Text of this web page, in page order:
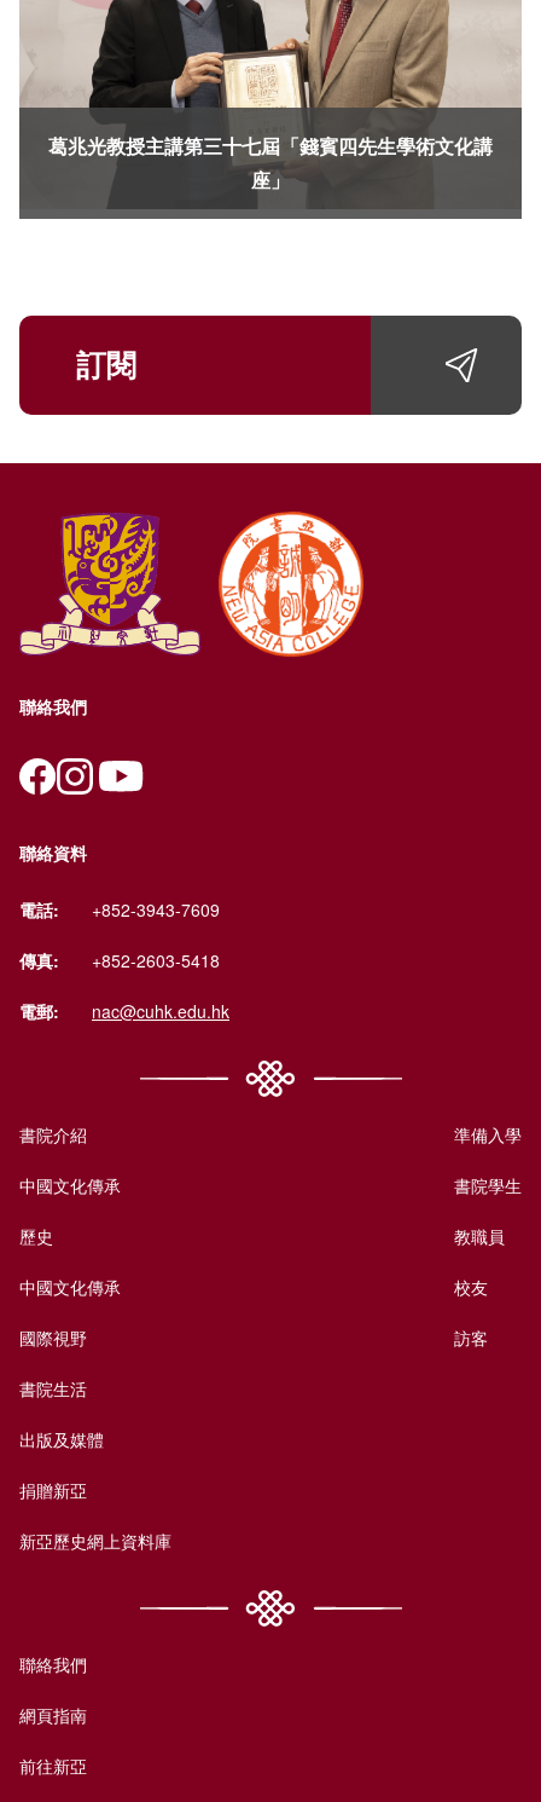
葛兆光教授主講第三十七屆「錢賓四先生學術文化講
座」
訂閱
聯絡我們
聯絡資料
電話: +852-3943-7609
傳真: +852-2603-5418
電郵: nac@cuhk.edu.hk
書院介紹
中國文化傳承
歷史
中國文化傳承
國際視野
書院生活
出版及媒體
捐贈新亞
新亞歷史網上資料庫
準備入學
書院學生
教職員
校友
訪客
聯絡我們
網頁指南
前往新亞